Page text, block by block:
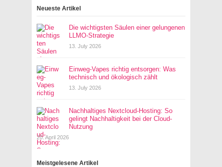
Neueste Artikel
Die wichtigsten Säulen einer gelungenen
LLMO-Strategie
13. July 2026
Einweg-Vapes richtig entsorgen: Was
technisch und ökologisch zählt
13. July 2026
Nachhaltiges Nextcloud-Hosting: So
gelingt Nachhaltigkeit bei der Cloud-
Nutzung
20. April 2026
Meistgelesene Artikel